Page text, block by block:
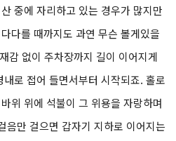
중에 자리하고 있는 경우가 많지만
다를 때까지도 과연 무슨 볼게있을
감 없이 주차장까지 길이 이어지게
로 접어 들면서부터 시작되죠. 홀로
위 위에 석불이 그 위용을 자랑하며
음만 걸으면 갑자기 지하로 이어지는